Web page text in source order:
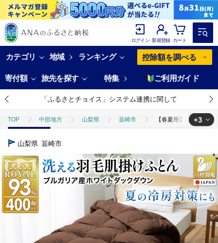
ログイン 新規登録 カート
カテゴリ 地域 ランキング 控除額を調べる
寄付額 旅先を探す 特集 ご利用ガイド
「ふるさとチョイス」システム連携に関して
TOP 中部地方 山梨県 韮崎市 【春夏用】洗える羽
TOP
TOP 寝具・タオル 【春夏用】洗える羽毛布
TOP 日用品・雑貨 ほかの雑貨・日用品 【春夏用】洗える
+3
山梨県 韮崎市